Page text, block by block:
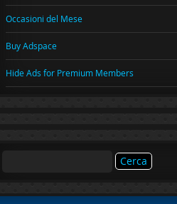
Occasioni del Mese
Buy Adspace
Hide Ads for Premium Members